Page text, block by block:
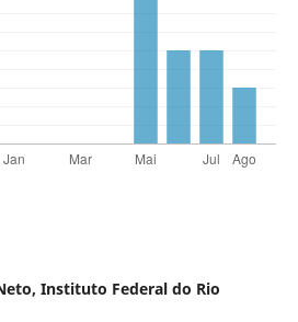
Instituto Federal do Rio